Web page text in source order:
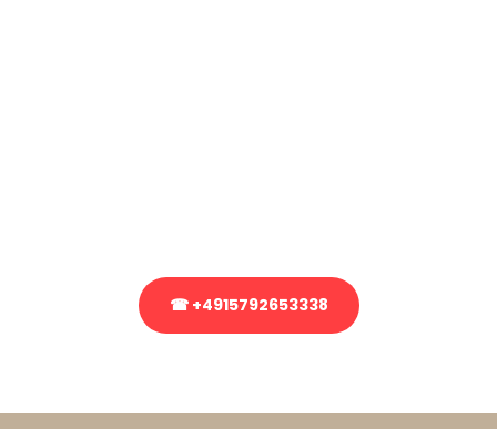
☎ +4915792653338